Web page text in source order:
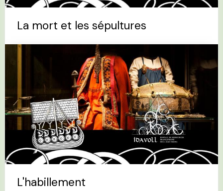
La mort et les sépultures
L'habillement